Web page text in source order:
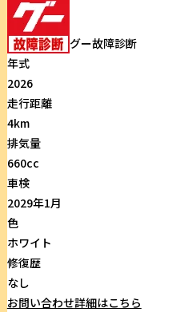
グー故障診断
年式
2026
走行距離
4km
排気量
660cc
車検
2029年1月
色
ホワイト
修復歴
なし
お問い合わせ詳細はこちら